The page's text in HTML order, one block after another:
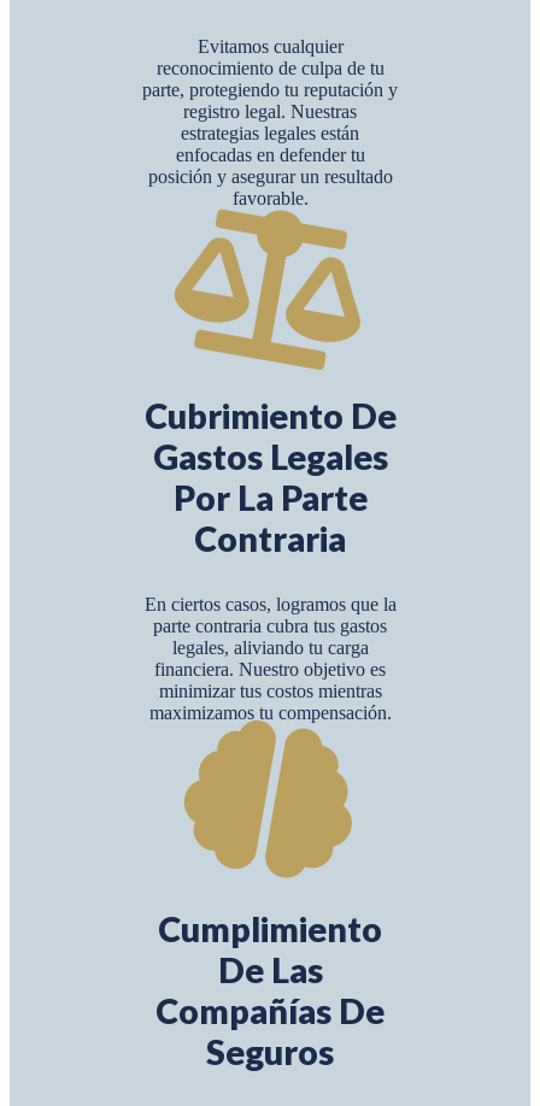
Evitamos cualquier
reconocimiento de culpa de tu
parte, protegiendo tu reputación y
registro legal. Nuestras
estrategias legales están
enfocadas en defender tu
posición y asegurar un resultado
favorable.
Cubrimiento De
Gastos Legales
Por La Parte
Contraria
En ciertos casos, logramos que la
parte contraria cubra tus gastos
legales, aliviando tu carga
financiera. Nuestro objetivo es
minimizar tus costos mientras
maximizamos tu compensación.
Cumplimiento
De Las
Compañías De
Seguros